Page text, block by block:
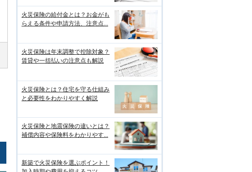
火災保険の給付金とは？お金がも
らえる条件や申請方法、注意点...
火災保険は年末調整で控除対象？
賃貸や一括払いの注意点も解説
火災保険とは？住宅を守る仕組み
と必要性をわかりやすく解説
火災保険と地震保険の違いとは？
補償内容や保険料をわかりやす...
新築で火災保険を選ぶポイント！